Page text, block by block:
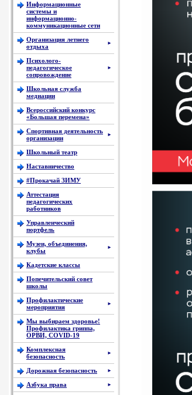
Информационные
системы и
информационно-
коммуникационные сети
Организация летнего
отдыха
►
Психолого-
педагогическое
сопровождение
►
Школьная служба
медиации
Всероссийский конкурс
«Большая перемена»
Спортивная деятельность
организации
►
Школьный театр
Наставничество
#Прокачай ЗИМУ
Аттестация
педагогических
работников
Управленческий
портфель
Музеи, объединения,
клубы
►
Кадетские классы
Попечительский совет
школы
Профилактические
мероприятия
►
Мы выбираем здоровье!
Профилактика гриппа,
ОРВИ, COVID-19
Комплексная
безопасность
►
Дорожная безопасность ►
Азбука права ►